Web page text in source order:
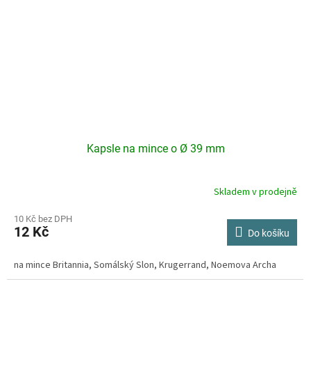
Kapsle na mince o Ø 39 mm
produktu
je
z
Skladem v prodejně
10 Kč bez DPH
12 Kč Do košíku
na mince Britannia, Somálský Slon, Krugerrand, Noemova Archa